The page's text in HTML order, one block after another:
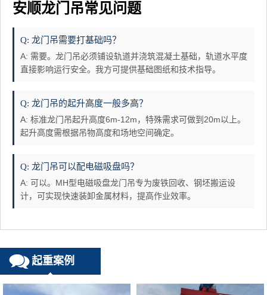
安顺龙门吊常见问题
Q: 龙门吊需要打基础吗？
A: 需要。龙门吊必须铺设轨道并浇筑混凝土基础，轨道水平度
直接影响运行安全。我方可提供基础图纸和技术指导。
Q: 龙门吊的起升高度一般多高？
A: 标准龙门吊起升高度6m-12m，特殊需求可做到20m以上。
起升高度需根据吊物高度和场地空间确定。
Q: 龙门吊可以配电磁吸盘吗？
A: 可以。MH型电磁吸盘龙门吊专为废铁回收、钢坯搬运设
计，可实现快速装卸金属材料，提高作业效率。
起重案例